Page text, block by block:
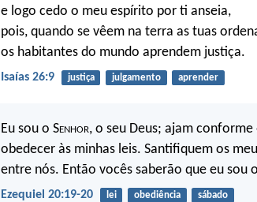
e logo cedo o meu espírito por ti anseia,
pois, quando se vêem na terra as tuas
os habitantes do mundo aprendem justiça.
Isaías 26:9 justiça julgamento aprender
Eu sou o Senhor, o seu Deus; ajam
obedecer às minhas leis. Santifiquem os
entre nós. Então vocês saberão que eu sou
Ezequiel 20:19-20 lei obediência sábado